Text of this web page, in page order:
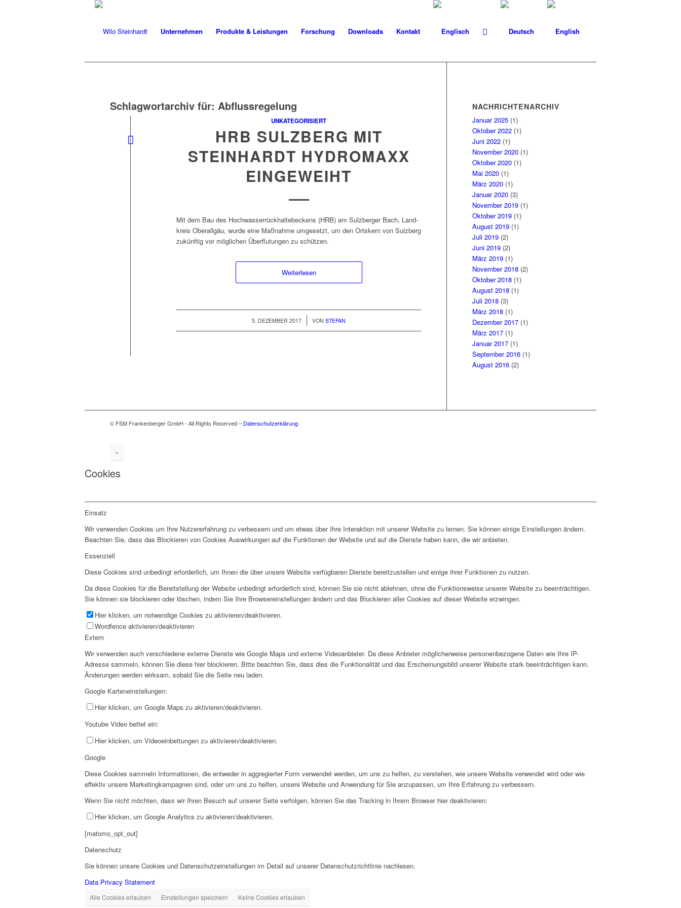
Unternehmen Produkte & Leistungen Forschung Downloads Kontakt
Schlagwortarchiv für: Abflussregelung
UNKATEGORISIERT
HRB SULZBERG MIT
STEINHARDT HYDROMAXX
EINGEWEIHT
Mit dem Bau des Hochwasser­rück­hal­te­beck­ens (HRB) am Sulzberg­er Bach, Land­
kreis Ober­all­gäu, wurde eine Maß­nahme umge­set­zt, um den Ortskern von Sulzberg
zukün­ftig vor möglichen Über­flu­tun­gen zu schützen.
Weit­er­lesen
5. DEZEMBER 2017
/ VONSTEFAN
NACHRICHTENARCHIV
Januar 2025 (1)
Oktober 2022 (1)
Juni 2022 (1)
November 2020 (1)
Oktober 2020 (1)
Mai 2020 (1)
März 2020 (1)
Januar 2020 (3)
November 2019 (1)
Oktober 2019 (1)
August 2019 (1)
Juli 2019 (2)
Juni 2019 (2)
März 2019 (1)
November 2018 (2)
Oktober 2018 (1)
August 2018 (1)
Juli 2018 (3)
März 2018 (1)
Dezember 2017 (1)
März 2017 (1)
Januar 2017 (1)
September 2016 (1)
August 2016 (2)
© FSM Frankenberger GmbH - All Rights Reserved – Datenschutzerklärung
×
Cookies
Einsatz
Wir verwenden Cookies um Ihre Nutzererfahrung zu verbessern und um etwas über Ihre Interaktion mit unserer Website zu lernen. Sie können einige Einstellungen ändern.
Beachten Sie, dass das Blockieren von Cookies Auswirkungen auf die Funktionen der Website und auf die Dienste haben kann, die wir anbieten.
Essenziell
Diese Cookies sind unbedingt erforderlich, um Ihnen die über unsere Website verfügbaren Dienste bereitzustellen und einige ihrer Funktionen zu nutzen.
Da diese Cookies für die Bereitstellung der Website unbedingt erforderlich sind, können Sie sie nicht ablehnen, ohne die Funktionsweise unserer Website zu beeinträchtigen.
Sie können sie blockieren oder löschen, indem Sie Ihre Browsereinstellungen ändern und das Blockieren aller Cookies auf dieser Website erzwingen.
Hier klicken, um notwendige Cookies zu aktivieren/deaktivieren.
Wordfence aktivieren/deaktivieren
Extern
Wir verwenden auch verschiedene externe Dienste wie Google Maps und externe Videoanbieter. Da diese Anbieter möglicherweise personenbezogene Daten wie Ihre IP-
Adresse sammeln, können Sie diese hier blockieren. Bitte beachten Sie, dass dies die Funktionalität und das Erscheinungsbild unserer Website stark beeinträchtigen kann.
Änderungen werden wirksam, sobald Sie die Seite neu laden.
Google Karteneinstellungen:
Hier klicken, um Google Maps zu aktivieren/deaktivieren.
Youtube Video bettet ein:
Hier klicken, um Videoeinbettungen zu aktivieren/deaktivieren.
Google
Diese Cookies sammeln Informationen, die entweder in aggregierter Form verwendet werden, um uns zu helfen, zu verstehen, wie unsere Website verwendet wird oder wie
effektiv unsere Marketingkampagnen sind, oder um uns zu helfen, unsere Website und Anwendung für Sie anzupassen, um Ihre Erfahrung zu verbessern.
Wenn Sie nicht möchten, dass wir Ihren Besuch auf unserer Seite verfolgen, können Sie das Tracking in Ihrem Browser hier deaktivieren:
Hier klicken, um Google Analytics zu aktivieren/deaktivieren.
[matomo_opt_out]
Datenschutz
Sie können unsere Cookies und Datenschutzeinstellungen im Detail auf unserer Datenschutzrichtlinie nachlesen.
Data Privacy Statement
Alle Cookies erlauben Einstellungen speichern Keine Cookies erlauben